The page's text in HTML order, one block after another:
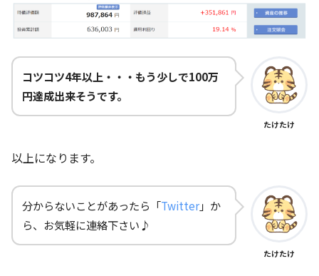
コツコツ4年以上・・・もう少しで100万
円達成出来そうです。
たけたけ
以上になります。
分からないことがあったら「Twitter」か
ら、お気軽に連絡下さい♪
たけたけ